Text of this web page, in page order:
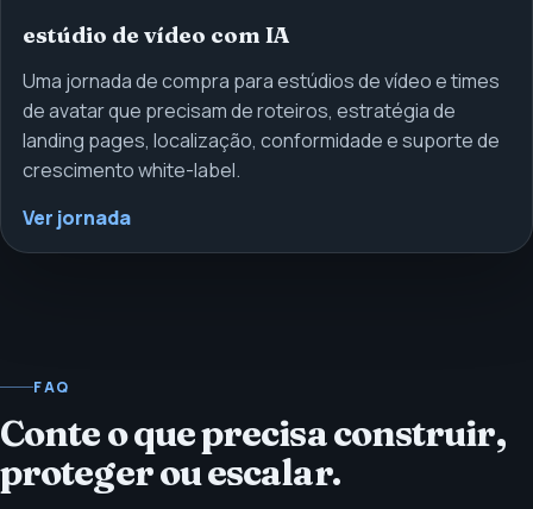
estúdio de vídeo com IA
Uma jornada de compra para estúdios de vídeo e times
de avatar que precisam de roteiros, estratégia de
landing pages, localização, conformidade e suporte de
crescimento white-label.
Ver jornada
FAQ
Conte o que precisa construir,
proteger ou escalar.